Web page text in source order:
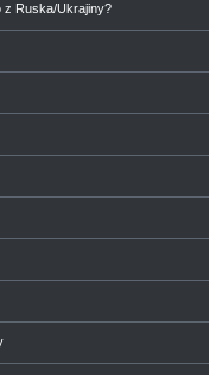
z Ruska/Ukrajiny?